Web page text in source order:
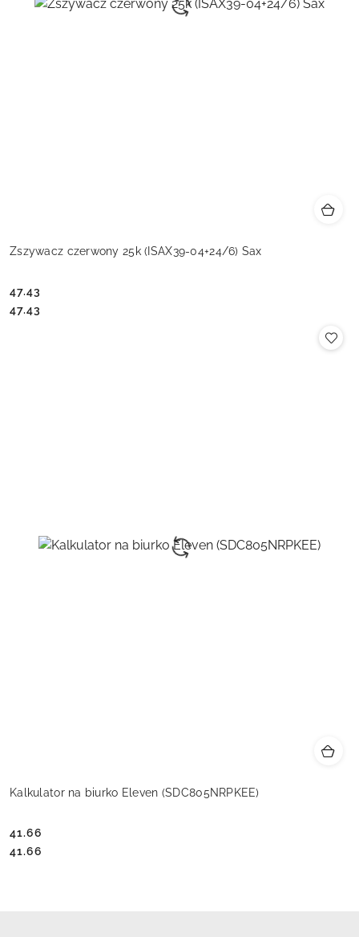
Zszywacz czerwony 25k (ISAX39-04+24/6) Sax
Cena:
47.43
Cena:
47.43
Kalkulator na biurko Eleven (SDC805NRPKEE)
Cena:
41.66
Cena:
41.66